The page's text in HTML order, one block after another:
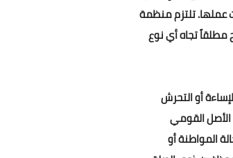
تلتزم منظمة
تجاه أي نوع
أو التحرش
القومي
المواطنة أو